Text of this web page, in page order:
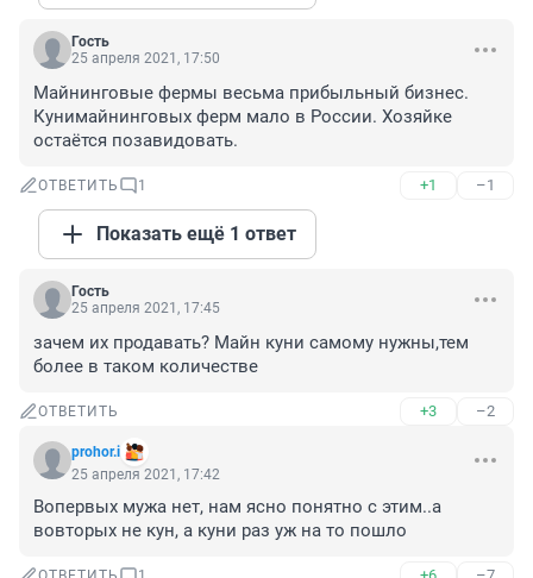
Гость
25 апреля 2021, 17:50
Майнинговые фермы весьма прибыльный бизнес.
Кунимайнинговых ферм мало в России. Хозяйке
остаётся позавидовать.
ОТВЕТИТЬ 1 +1 –1
Показать ещё 1 ответ
Гость
25 апреля 2021, 17:45
зачем их продавать? Майн куни самому нужны,тем
более в таком количестве
ОТВЕТИТЬ +3 –2
prohor.i
25 апреля 2021, 17:42
Вопервых мужа нет, нам ясно понятно с этим..а
вовторых не кун, а куни раз уж на то пошло